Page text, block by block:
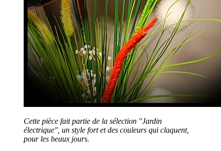
Cette pièce fait partie de la sélection "Jardin
électrique", un style fort et des couleurs qui claquent,
pour les beaux jours.